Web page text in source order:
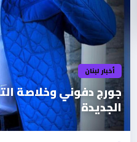
أخبار لبنان
جورج دفوني وخلاصة
الجديدة